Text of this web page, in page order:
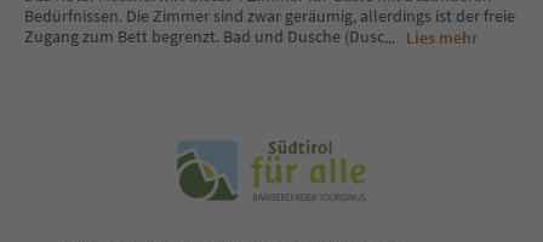
Bedürfnissen. Die Zimmer sind zwar geräumig, allerdings ist der freie
Zugang zum Bett begrenzt. Bad und Dusche (Dusc... Lies mehr